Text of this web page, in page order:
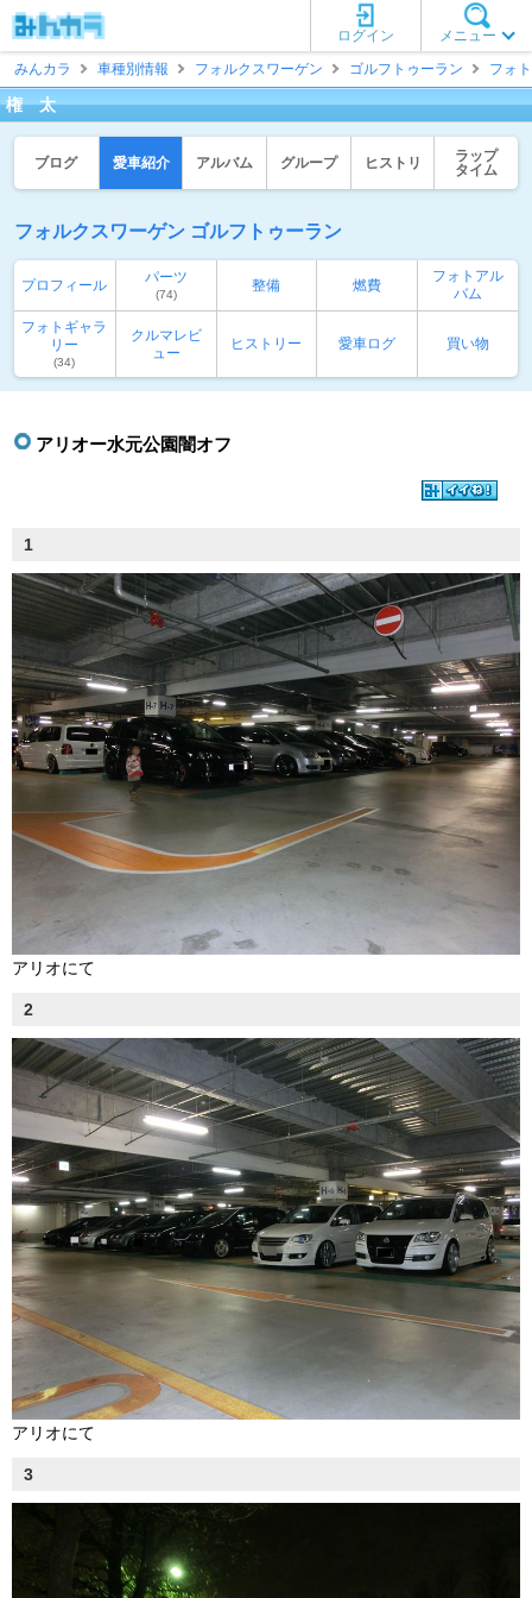
メニュー
ログイン
みんカラ
車種別情報 フォルクスワーゲン ゴルフトゥーラン フォト
権 太
ブログ 愛車紹介 アルバム グループ ヒストリ
ラップ
タイム
フォルクスワーゲン ゴルフトゥーラン
プロフィール パーツ
(74)
整備 燃費
フォトアル
バム
フォトギャラ
リー
(34)
クルマレビ
ュー
ヒストリー 愛車ログ 買い物
アリオー水元公園闇オフ
1
アリオにて
2
アリオにて
3